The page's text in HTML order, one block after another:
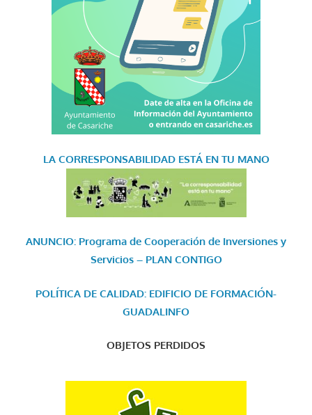
LA CORRESPONSABILIDAD ESTÁ EN TU MANO
ANUNCIO: Programa de Cooperación de Inversiones y
Servicios – PLAN CONTIGO
POLÍTICA DE CALIDAD: EDIFICIO DE FORMACIÓN-
GUADALINFO
OBJETOS PERDIDOS